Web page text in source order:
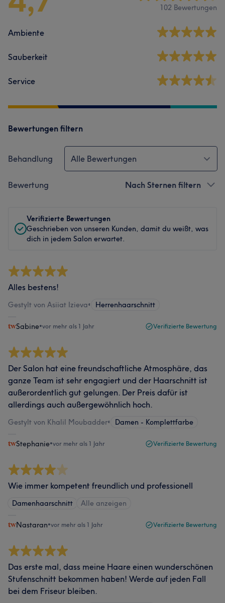
102 Bewertungen
Ambiente
Sauberkeit
Service
Bewertungen filtern
Behandlung Alle Bewertungen
Bewertung Nach Sternen filtern
Verifizierte Bewertungen
Geschrieben von unseren Kunden, damit du weißt, was
dich in jedem Salon erwartet.
Alles bestens!
Gestylt von Asiiat Izieva• Herrenhaarschnitt
Sabine•vor mehr als 1 Jahr Verifizierte Bewertung
Der Salon hat eine freundschaftliche Atmosphäre, das
ganze Team ist sehr engagiert und der Haarschnitt ist
außerordentlich gut gelungen. Der Preis dafür ist
allerdings auch außergewöhnlich hoch.
Gestylt von Khalil Moubadder• Damen - Komplettfarbe
Stephanie•vor mehr als 1 Jahr Verifizierte Bewertung
Wie immer kompetent freundlich und professionell
Damenhaarschnitt Alle anzeigen
Nastaran•vor mehr als 1 Jahr Verifizierte Bewertung
Das erste mal, dass meine Haare einen wunderschönen
Stufenschnitt bekommen haben! Werde auf jeden Fall
bei dem Friseur bleiben.